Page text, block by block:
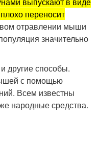
переносит
отравлении мыши
значительно
другие способы.
с помощью
Всем известны
народные средства.